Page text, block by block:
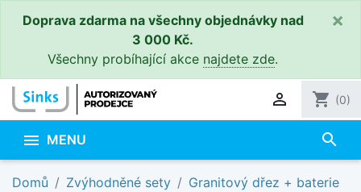
Doprava zdarma na všechny objednávky nad
3 000 Kč.
Všechny probíhající akce najdete zde.
×
 shopping_cart (0)
 MENU search
Domů Zvýhodněné sety
Granitový dřez + baterie